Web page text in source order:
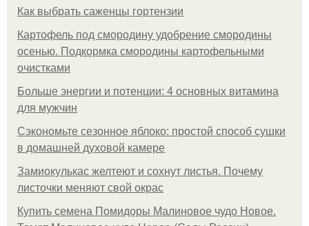
Как выбрать саженцы гортензии
Картофель под смородину удобрение смородины
осенью. Подкормка смородины картофельными
очистками
Больше энергии и потенции: 4 основных витамина
для мужчин
Сэкономьте сезонное яблоко: простой способ сушки
в домашней духовой камере
Замиокулькас желтеют и сохнут листья. Почему
листочки меняют свой окрас
Купить семена Помидоры Малиновое чудо Новое.